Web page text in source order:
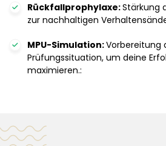
Rückfallprophylaxe:Stärkung
zur nachhaltigen
MPU-Simulation:Vorbereitung
Prüfungssituation, um deine
maximieren.: